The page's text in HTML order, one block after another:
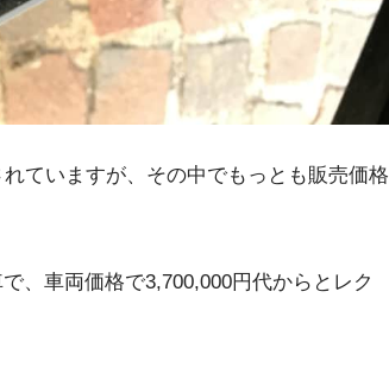
ていますが、その中でもっとも販売価格
、車両価格で3,700,000円代からとレク